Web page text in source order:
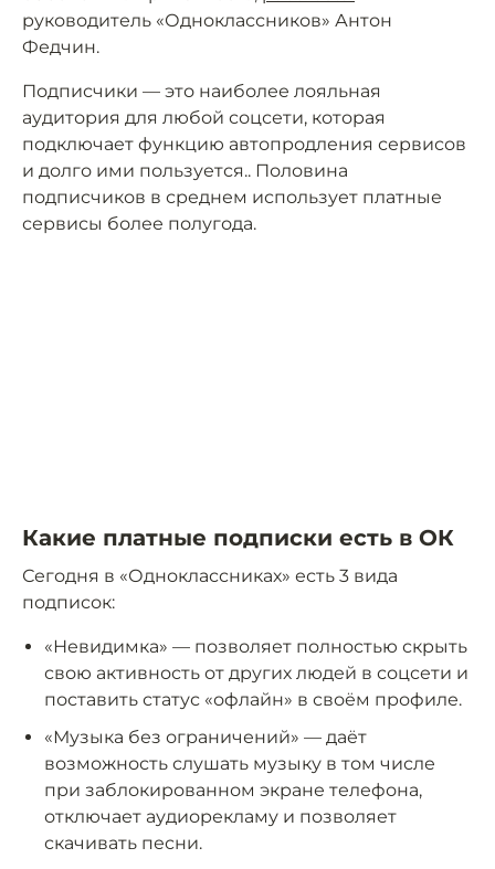
руководитель «Одноклассников» Антон
Федчин.
Подписчики — это наиболее лояльная
аудитория для любой соцсети, которая
подключает функцию автопродления сервисов
и долго ими пользуется.. Половина
подписчиков в среднем использует платные
сервисы более полугода.
Какие платные подписки есть в ОК
Сегодня в «Одноклассниках» есть 3 вида
подписок:
«Невидимка» — позволяет полностью скрыть
свою активность от других людей в соцсети и
поставить статус «офлайн» в своём профиле.
«Музыка без ограничений» — даёт
возможность слушать музыку в том числе
при заблокированном экране телефона,
отключает аудиорекламу и позволяет
скачивать песни.